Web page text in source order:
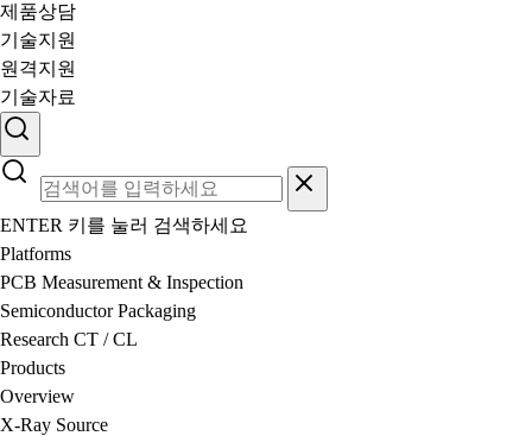
제품상담
기술지원
원격지원
기술자료
ENTER 키를 눌러 검색하세요
Platforms
PCB Measurement & Inspection
Semiconductor Packaging
Research CT / CL
Products
Overview
X-Ray Source